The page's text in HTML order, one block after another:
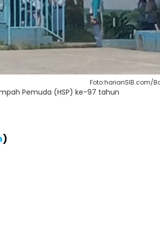
Foto:harianSIB.com/
Pemuda (HSP) ke-97 tahun
)